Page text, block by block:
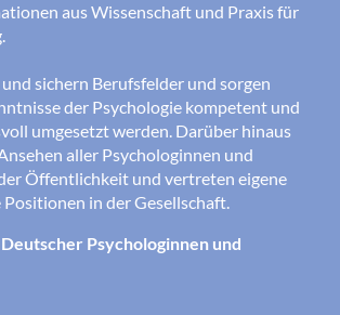
aus Wissenschaft und Praxis für
sichern Berufsfelder und sorgen
der Psychologie kompetent und
umgesetzt werden. Darüber hinaus
aller Psychologinnen und
Öffentlichkeit und vertreten eigene
in der Gesellschaft.
Psychologinnen und